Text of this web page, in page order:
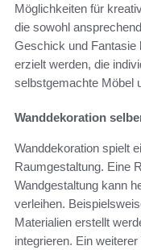
Möglichkeiten für
die sowohl
Geschick und Fantasie
erzielt werden, die
selbstgemachte Möbel
Wanddekoration
Wanddekoration spielt
Raumgestaltung. Eine
Wandgestaltung kann
verleihen.
Materialien erstellt
integrieren. Ein